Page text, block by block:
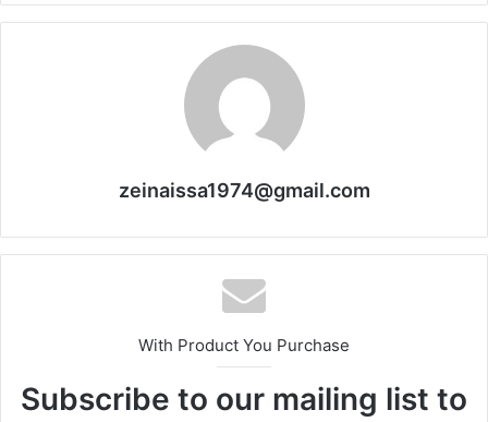
zeinaissa1974@gmail.com
With Product You Purchase
Subscribe to our mailing list to